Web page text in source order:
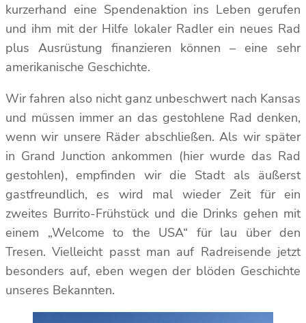
kurzerhand eine Spendenaktion ins Leben gerufen
und ihm mit der Hilfe lokaler Radler ein neues Rad
plus Ausrüstung finanzieren können – eine sehr
amerikanische Geschichte.
Wir fahren also nicht ganz unbeschwert nach Kansas
und müssen immer an das gestohlene Rad denken,
wenn wir unsere Räder abschließen. Als wir später
in Grand Junction ankommen (hier wurde das Rad
gestohlen), empfinden wir die Stadt als äußerst
gastfreundlich, es wird mal wieder Zeit für ein
zweites Burrito-Frühstück und die Drinks gehen mit
einem „Welcome to the USA“ für lau über den
Tresen. Vielleicht passt man auf Radreisende jetzt
besonders auf, eben wegen der blöden Geschichte
unseres Bekannten.